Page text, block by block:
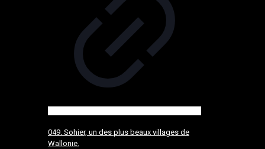
049. Sohier, un des plus beaux villages de
Wallonie.